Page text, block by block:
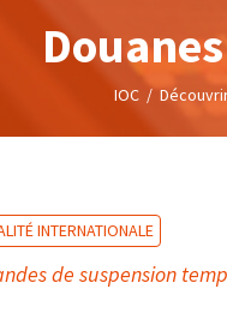
IOC/
INTERNATIONALE
de suspension